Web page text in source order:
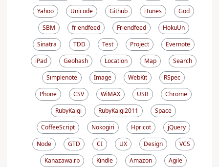
Yahoo
Unicode Github iTunes
God
SBM
friendfeed Friendfeed
HokuUn
Sinatra
TDD Test Project
Evernote
iPad
Geohash Location Map
Search
Simplenote
Image WebKit
RSpec
Phone
CSV WiMAX USB
Chrome
RubyKaigi
RubyKaigi2011
Space
CoffeeScript
Nokogiri Hpricot
jQuery
Node
GTD CI UX Design
VCS
Kanazawa.rb
Kindle Amazon
Agile